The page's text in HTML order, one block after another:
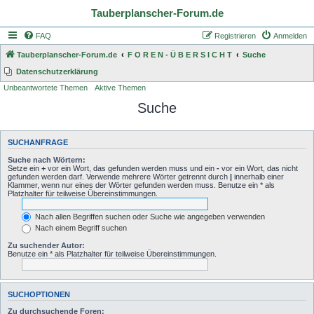
Tauberplanscher-Forum.de
FAQ Anmelden
Registrieren
Tauberplanscher-Forum.de F O R E N - Ü B E R S I C H T
Suche
Datenschutzerklärung
Unbeantwortete Themen
Aktive Themen
Suche
SUCHANFRAGE
Suche nach Wörtern:
Setze ein + vor ein Wort, das gefunden werden muss und ein - vor ein Wort, das nicht
gefunden werden darf. Verwende mehrere Wörter getrennt durch | innerhalb einer
Klammer, wenn nur eines der Wörter gefunden werden muss. Benutze ein * als
Platzhalter für teilweise Übereinstimmungen.
Nach allen Begriffen suchen oder Suche wie angegeben verwenden
Nach einem Begriff suchen
Zu suchender Autor:
Benutze ein * als Platzhalter für teilweise Übereinstimmungen.
SUCHOPTIONEN
Zu durchsuchende Foren: